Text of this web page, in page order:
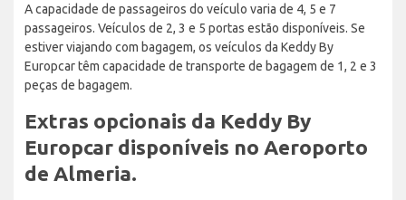
A capacidade de passageiros do veículo varia de 4, 5 e 7
passageiros. Veículos de 2, 3 e 5 portas estão disponíveis. Se
estiver viajando com bagagem, os veículos da Keddy By
Europcar têm capacidade de transporte de bagagem de 1, 2 e 3
peças de bagagem.
Extras opcionais da Keddy By
Europcar disponíveis no Aeroporto
de Almeria.